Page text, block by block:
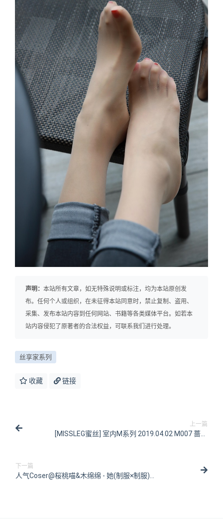
声明： 本站所有文章，如无特殊说明或标注，均为本站原创发
布。任何个人或组织，在未征得本站同意时，禁止复制、盗用、
采集、发布本站内容到任何网站、书籍等各类媒体平台。如若本
站内容侵犯了原著者的合法权益，可联系我们进行处理。
丝享家系列
收藏 链接
上一篇
[MISSLEG蜜丝] 室内M系列 2019.04.02 M007 蔷薇
下一篇
人气Coser@桜桃喵&木绵绵 - 她(制服×制服)